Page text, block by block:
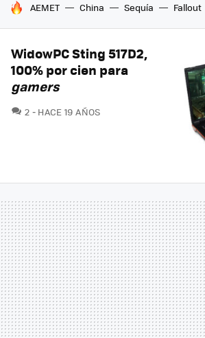
HOY SE HABLA DE
AEMET China Sequía Fallout
WidowPC Sting 517D2,
100% por cien para
gamers
2 COMENTARIOS
HACE 19 AÑOS